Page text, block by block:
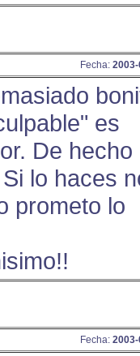
Fecha:
es
De hecho
lo haces
prometo lo
Fecha: